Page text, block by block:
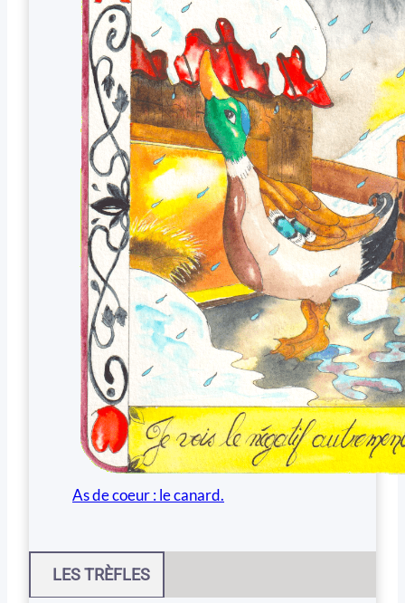
As de coeur : le canard.
LES TRÈFLES